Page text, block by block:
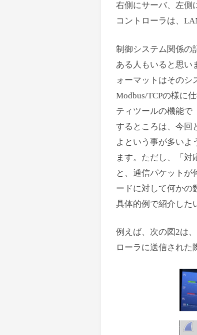
右側にサーバ、左側
コントローラは、
制御システム関係の
ある人もいると思い
ォーマットはそのシ
Modbus/TCPの様に
ティツールの機能で
するところは、今回
よという事が多いよ
ます。ただし、「対
と、通信パケットが
ードに対して何かの
具体的例で紹介した
例えば、次の図2は
ローラに送信された